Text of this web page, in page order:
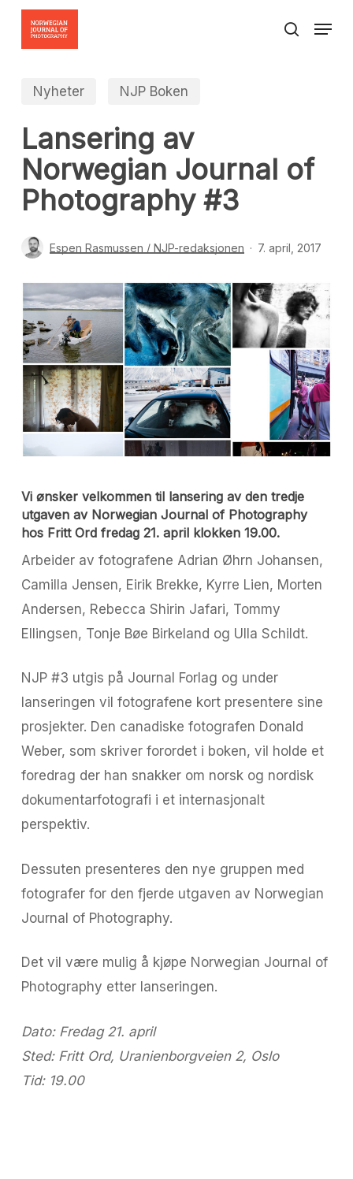
Skip
content
search
Menu
Nyheter NJP Boken
Lansering av
Norwegian Journal of
Photography #3
Espen Rasmussen / NJP-redaksjonen 7. april, 2017
Vi ønsker velkommen til lansering av den tredje
utgaven av Norwegian Journal of Photography
hos Fritt Ord fredag 21. april klokken 19.00.
Arbeider av fotografene Adrian Øhrn Johansen,
Camilla Jensen, Eirik Brekke, Kyrre Lien, Morten
Andersen, Rebecca Shirin Jafari, Tommy
Ellingsen, Tonje Bøe Birkeland og Ulla Schildt.
NJP #3 utgis på Journal Forlag og under
lanseringen vil fotografene kort presentere sine
prosjekter. Den canadiske fotografen Donald
Weber, som skriver forordet i boken, vil holde et
foredrag der han snakker om norsk og nordisk
dokumentarfotografi i et internasjonalt
perspektiv.
Dessuten presenteres den nye gruppen med
fotografer for den fjerde utgaven av Norwegian
Journal of Photography.
Det vil være mulig å kjøpe Norwegian Journal of
Photography etter lanseringen.
Dato: Fredag 21. april
Sted: Fritt Ord, Uranienborgveien 2, Oslo
Tid: 19.00